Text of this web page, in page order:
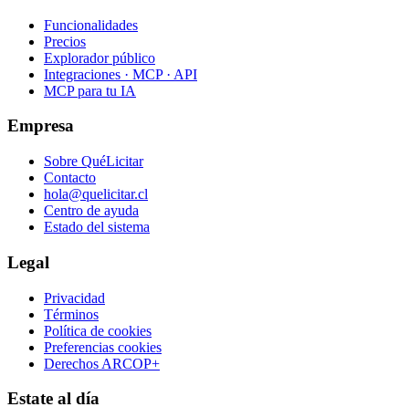
Funcionalidades
Precios
Explorador público
Integraciones · MCP · API
MCP para tu IA
Empresa
Sobre QuéLicitar
Contacto
hola@quelicitar.cl
Centro de ayuda
Estado del sistema
Legal
Privacidad
Términos
Política de cookies
Preferencias cookies
Derechos ARCOP+
Estate al día